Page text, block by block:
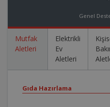
Genel
Mutfak
Aletleri
Elektrikli
Ev
Aletleri
Gıda Hazırlama